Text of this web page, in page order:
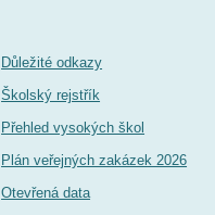
Důležité odkazy
Školský rejstřík
Přehled vysokých škol
Plán veřejných zakázek 2026
Otevřená data